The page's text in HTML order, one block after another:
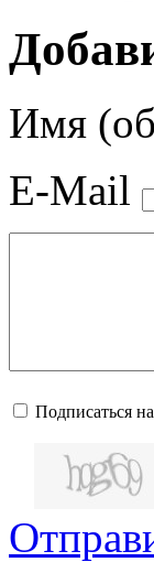
Имя
E-Mail
Подписаться